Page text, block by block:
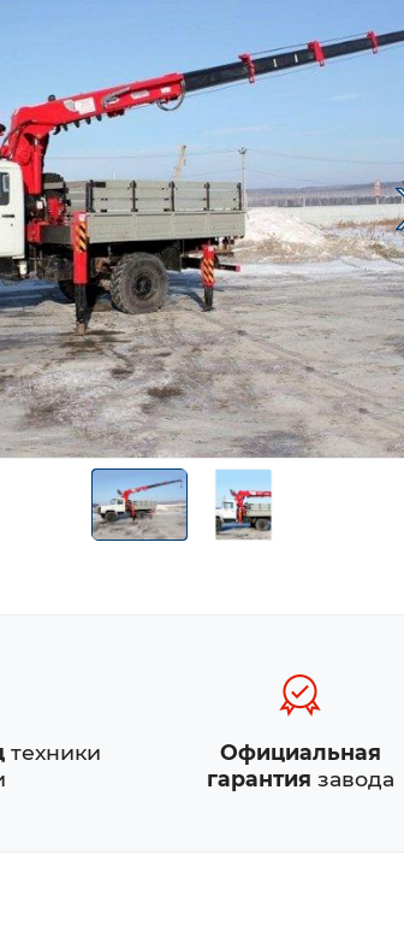
техники
Официальная
гарантия завода